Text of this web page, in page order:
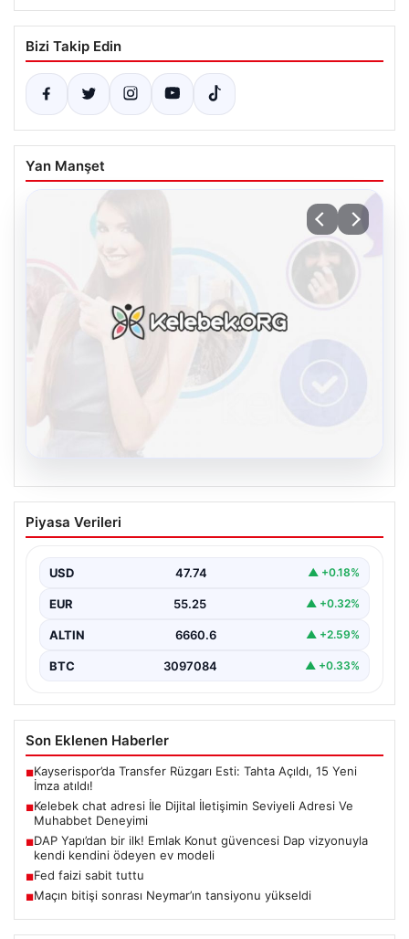
Bizi Takip Edin
Yan Manşet
Kelebek chat adresi İle Dijital İletişimin
Seviyeli Adresi Ve Muhabbet Deneyimi
kurması ciddi bir hassasiyet barındırmaktadır. Güncel
olarak…
Piyasa Verileri
USD 47.74 ▲ +0.18%
EUR 55.25 ▲ +0.32%
ALTIN 6660.6 ▲ +2.59%
BTC 3097084 ▲ +0.33%
Son Eklenen Haberler
■Kayserispor’da Transfer Rüzgarı Esti: Tahta Açıldı, 15 Yeni
İmza atıldı!
■Kelebek chat adresi İle Dijital İletişimin Seviyeli Adresi Ve
Muhabbet Deneyimi
■DAP Yapı’dan bir ilk! Emlak Konut güvencesi Dap vizyonuyla
kendi kendini ödeyen ev modeli
■Fed faizi sabit tuttu
■Maçın bitişi sonrası Neymar’ın tansiyonu yükseldi